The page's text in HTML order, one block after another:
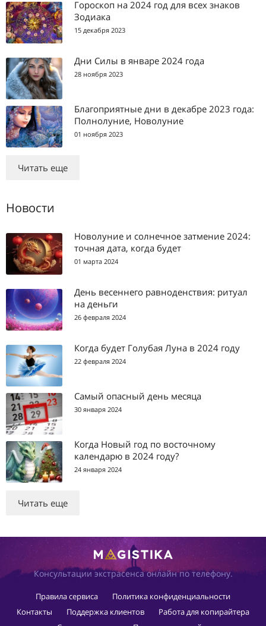
Гороскоп на 2024 год для всех знаков
Зодиака
15 декабря 2023
Дни Силы в январе 2024 года
28 ноября 2023
Благоприятные дни в декабре 2023 года:
Полнолуние, Новолуние
01 ноября 2023
Читать еще
Новости
Новолуние и солнечное затмение 2024:
точная дата, когда будет
01 марта 2024
День весеннего равноденствия: ритуал
на деньги
26 февраля 2024
Когда будет Голубая Луна в 2024 году
22 февраля 2024
Самый опасный день месяца
30 января 2024
Когда Новый год по восточному
календарю в 2024 году?
24 января 2024
Читать еще
Консультации экстрасенса онлайн по телефону.
Правила сервиса
Политика конфиденциальности
Контакты
Поддержка клиентов
Работа для копирайтера